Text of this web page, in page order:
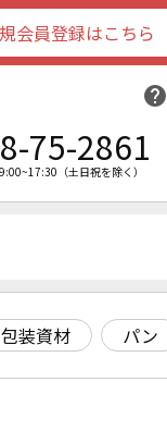
会員登録はこちら
help
75-2861
（土日祝を除く）
包装資材 パン